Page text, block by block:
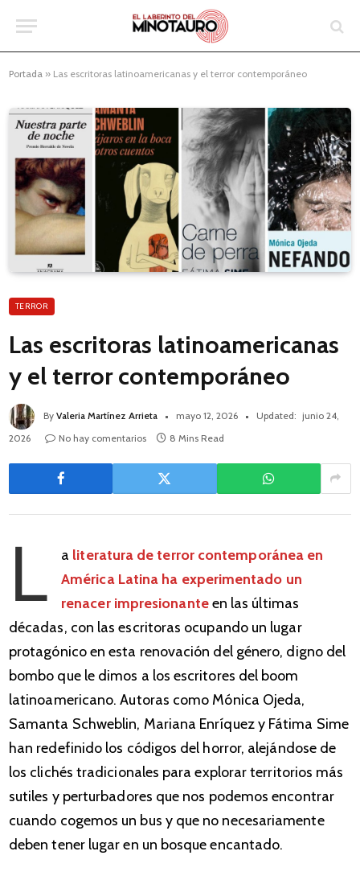
Portada » Las escritoras latinoamericanas y el terror contemporáneo
TERROR
Las escritoras latinoamericanas
y el terror contemporáneo
By Valeria Martínez Arrieta mayo 12, 2026 Updated: junio 24,
2026
No hay comentarios 8 Mins Read
L a literatura de terror contemporánea en
América Latina ha experimentado un
renacer impresionanteen las últimas
décadas, con las escritoras ocupando un lugar
protagónico en esta renovación del género, digno del
bombo que le dimos a los escritores del boom
latinoamericano. Autoras como Mónica Ojeda,
Samanta Schweblin, Mariana Enríquez y Fátima Sime
han redefinido los códigos del horror, alejándose de
los clichés tradicionales para explorar territorios más
sutiles y perturbadores que nos podemos encontrar
cuando cogemos un bus y que no necesariamente
deben tener lugar en un bosque encantado.